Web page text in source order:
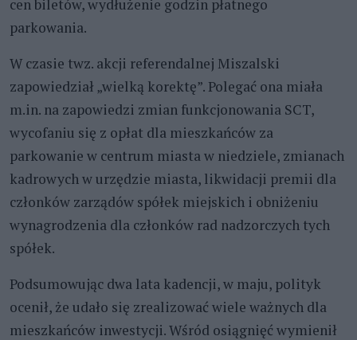
cen biletów, wydłużenie godzin płatnego
parkowania.
W czasie twz. akcji referendalnej Miszalski
zapowiedział „wielką korektę”. Polegać ona miała
m.in. na zapowiedzi zmian funkcjonowania SCT,
wycofaniu się z opłat dla mieszkańców za
parkowanie w centrum miasta w niedziele, zmianach
kadrowych w urzędzie miasta, likwidacji premii dla
członków zarządów spółek miejskich i obniżeniu
wynagrodzenia dla członków rad nadzorczych tych
spółek.
Podsumowując dwa lata kadencji, w maju, polityk
ocenił, że udało się zrealizować wiele ważnych dla
mieszkańców inwestycji. Wśród osiągnięć wymienił